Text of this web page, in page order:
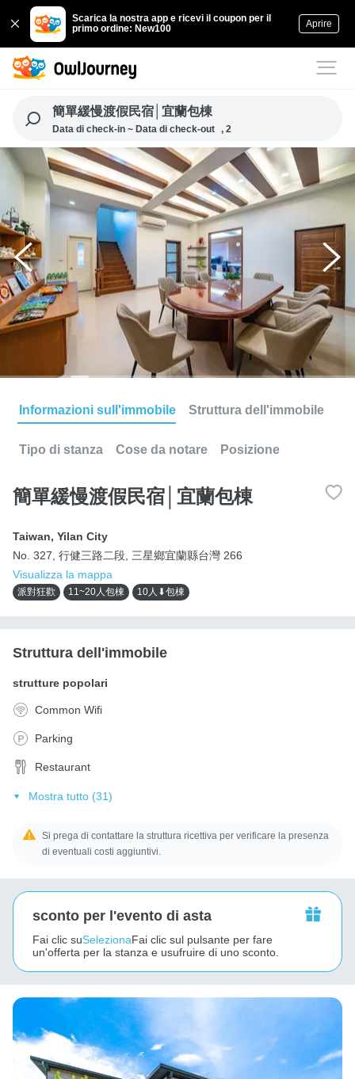
Scarica la nostra app e ricevi il coupon per il
primo ordine: New100
Aprire
簡單緩慢渡假民宿│宜蘭包棟
Data di check-in ~ Data di check-out , 2
Informazioni sull'immobile Struttura dell'immobile
Tipo di stanza Cose da notare Posizione
簡單緩慢渡假民宿│宜蘭包棟
Taiwan, Yilan City
No. 327, 行健三路二段, 三星鄉宜蘭縣台灣 266
Visualizza la mappa
派對狂歡 11~20人包棟 10人⬇包棟
Struttura dell'immobile
strutture popolari
Common Wifi
Parking
Restaurant
Mostra tutto (31)
Si prega di contattare la struttura ricettiva per verificare la presenza
di eventuali costi aggiuntivi.
sconto per l'evento di asta
Fai clic suSelezionaFai clic sul pulsante per fare
un'offerta per la stanza e usufruire di uno sconto.